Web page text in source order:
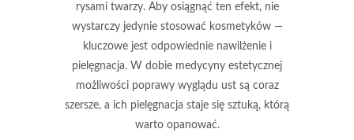
rysami twarzy. Aby osiągnąć ten efekt, nie
wystarczy jedynie stosować kosmetyków —
kluczowe jest odpowiednie nawilżenie i
pielęgnacja. W dobie medycyny estetycznej
możliwości poprawy wyglądu ust są coraz
szersze, a ich pielęgnacja staje się sztuką, którą
warto opanować.